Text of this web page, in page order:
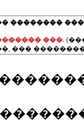
��������
���.
���